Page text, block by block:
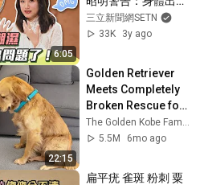
AQ Bio Technology Group Limited
去除塵埃螨蟲 鼻敏半年康復
喉嚨劇痛點算好?
AQ Bio Technology Group Limited
灰甲／喉嚨痛／面瘡一支搞
掂
AQ Bio Technology Group Limited
6:05
事了｜三立新聞網
SETN.com
三立新聞網SETN
33K
3y ago
22:15
Golden Retriever
Meets Completely
Broken Rescue for
the First Time
The Golden Kobe Family
5.5M
6mo ago
扁平疣 雀斑 粉刺 粟